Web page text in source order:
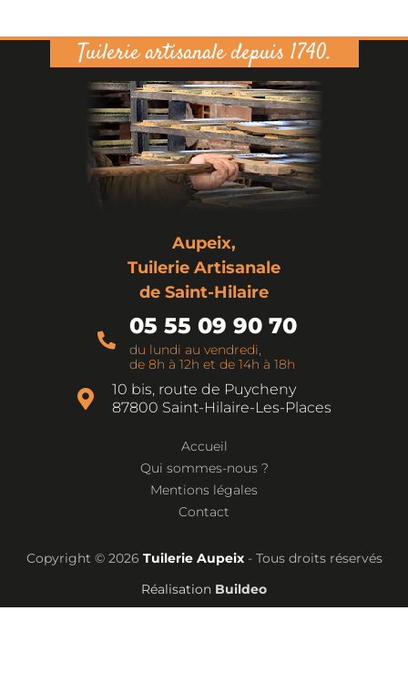
Tuilerie artisanale depuis 1740.
Aupeix,
Tuilerie Artisanale
de Saint-Hilaire
05 55 09 90 70
du lundi au vendredi,
de 8h à 12h et de 14h à 18h
10 bis, route de Puycheny
87800 Saint-Hilaire-Les-Places
Accueil
Qui sommes-nous ?
Mentions légales
Contact
Copyright © 2026 Tuilerie Aupeix- Tous droits réservés
Réalisation Buildeo